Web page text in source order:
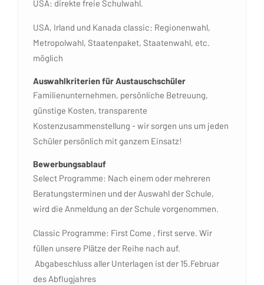
USA: direkte freie Schulwahl.
USA, Irland und Kanada classic: Regionenwahl,
Metropolwahl, Staatenpaket, Staatenwahl, etc.
möglich
Auswahlkriterien für Austauschschüler
Familienunternehmen, persönliche Betreuung,
günstige Kosten, transparente
Kostenzusammenstellung - wir sorgen uns um jeden
Schüler persönlich mit ganzem Einsatz!
Bewerbungsablauf
Select Programme: Nach einem oder mehreren
Beratungsterminen und der Auswahl der Schule,
wird die Anmeldung an der Schule vorgenommen.
Classic Programme: First Come , first serve. Wir
füllen unsere Plätze der Reihe nach auf.
Abgabeschluss aller Unterlagen ist der 15.Februar
des Abflugjahres